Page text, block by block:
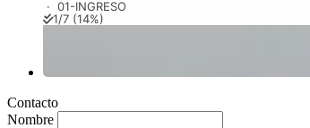
Contacto
Nombre